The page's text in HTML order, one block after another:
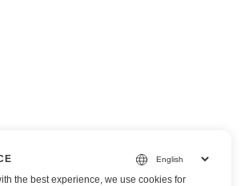
the best experience, we use cookies for